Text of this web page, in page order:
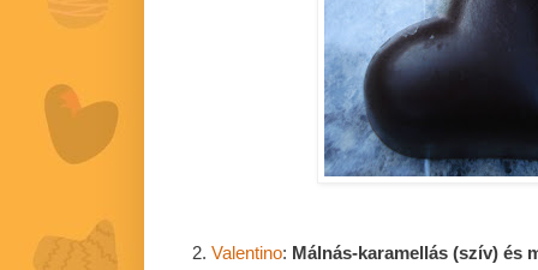
2. Valentino: Málnás-karamellás (szív) és